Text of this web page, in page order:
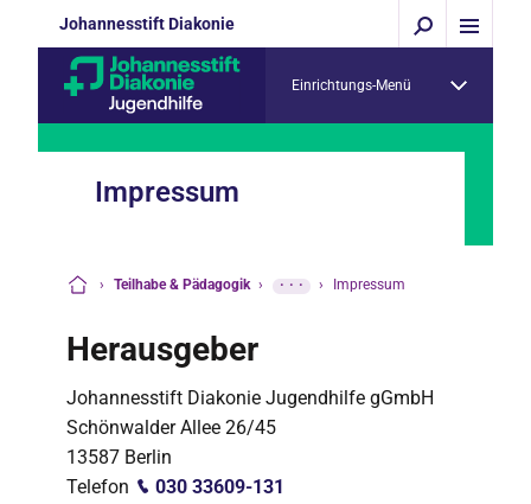
Johannesstift Diakonie
Einrichtungs-Menü
Impressum
› Teilhabe & Pädagogik › ··· › Impressum
Herausgeber
Johannesstift Diakonie Jugendhilfe gGmbH
Schönwalder Allee 26/45
13587 Berlin
Telefon
030 33609-131